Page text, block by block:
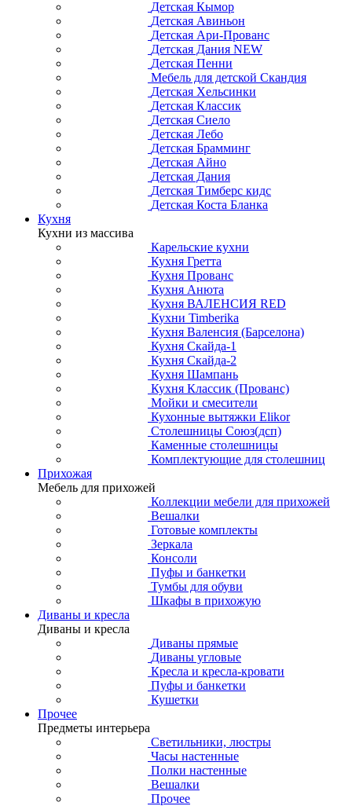
Детская Кымор
Детская Авиньон
Детская Ари-Прованс
Детская Дания NEW
Детская Пенни
Мебель для детской Скандия
Детская Хельсинки
Детская Классик
Детская Сиело
Детская Лебо
Детская Брамминг
Детская Айно
Детская Дания
Детская Тимберс кидс
Детская Коста Бланка
Кухня
Кухни из массива
Карельские кухни
Кухня Гретта
Кухня Прованс
Кухня Анюта
Кухня ВАЛЕНСИЯ RED
Кухни Timberika
Кухня Валенсия (Барселона)
Кухня Скайда-1
Кухня Скайда-2
Кухня Шампань
Кухня Классик (Прованс)
Мойки и смесители
Кухонные вытяжки Elikor
Столешницы Союз(дсп)
Каменные столешницы
Комплектующие для столешниц
Прихожая
Мебель для прихожей
Коллекции мебели для прихожей
Вешалки
Готовые комплекты
Зеркала
Консоли
Пуфы и банкетки
Тумбы для обуви
Шкафы в прихожую
Диваны и кресла
Диваны и кресла
Диваны прямые
Диваны угловые
Кресла и кресла-кровати
Пуфы и банкетки
Кушетки
Прочее
Предметы интерьера
Светильники, люстры
Часы настенные
Полки настенные
Вешалки
Прочее